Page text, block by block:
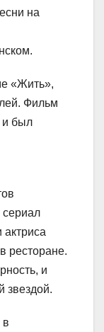
на
«Жить»,
Фильм
и был
сериал
ресторане.
и
звездой.
в